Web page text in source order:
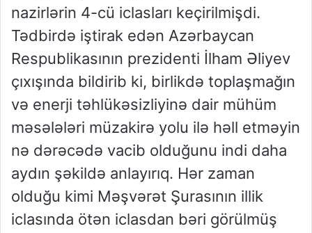
nazirlərin 4-cü iclasları keçirilmişdi.
Tədbirdə iştirak edən Azərbaycan
Respublikasının prezidenti İlham Əliyev
çıxışında bildirib ki, birlikdə toplaşmağın
və enerji təhlükəsizliyinə dair mühüm
məsələləri müzakirə yolu ilə həll etməyin
nə dərəcədə vacib olduğunu indi daha
aydın şəkildə anlayırıq. Hər zaman
olduğu kimi Məşvərət Şurasının illik
iclasında ötən iclasdan bəri görülmüş